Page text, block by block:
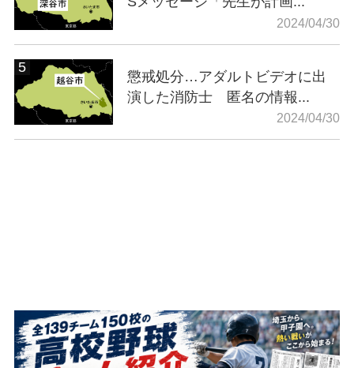
2024/04/30
懲戒処分…アダルトビデオに出
演した消防士 匿名の情報...
2024/04/30